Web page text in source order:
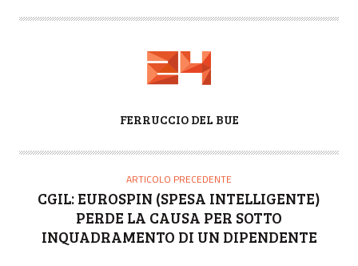
T
FERRUCCIO DEL BUE
ARTICOLO PRECEDENTE
CGIL: EUROSPIN (SPESA INTELLIGENTE)
PERDE LA CAUSA PER SOTTO
INQUADRAMENTO DI UN DIPENDENTE